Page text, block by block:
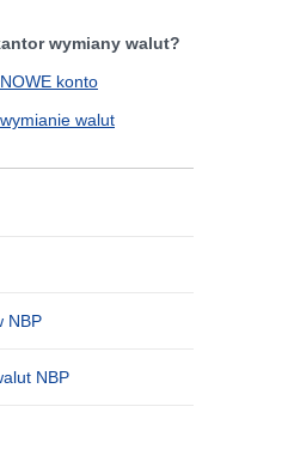
wymiany walut?
konto
walut
NBP
NBP